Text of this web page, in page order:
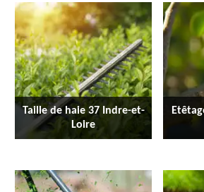
Taille de haie 37 Indre-et-
Loire